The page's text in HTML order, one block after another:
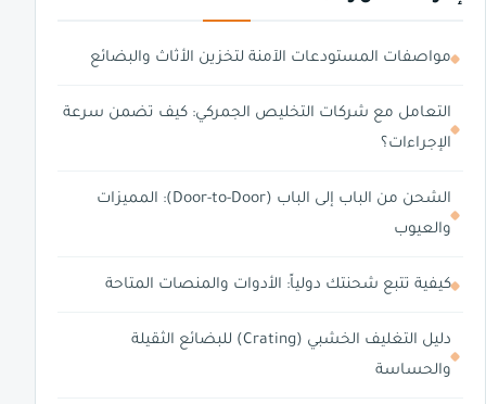
مواصفات المستودعات الآمنة لتخزين الأثاث والبضائع
التعامل مع شركات التخليص الجمركي: كيف تضمن سرعة
الإجراءات؟
الشحن من الباب إلى الباب (Door-to-Door): المميزات
والعيوب
كيفية تتبع شحنتك دولياً: الأدوات والمنصات المتاحة
دليل التغليف الخشبي (Crating) للبضائع الثقيلة
والحساسة